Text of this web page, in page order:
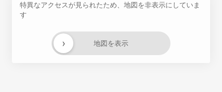
特異なアクセスが見られたため、地図を非表示にしていま
す
地図を表示
›